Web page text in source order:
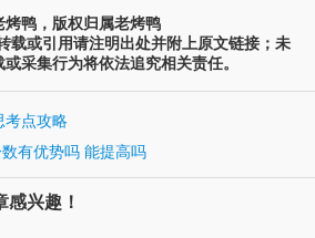
鸭，版权归属老烤鸭
载或引用请注明出处并附上原文链接；未
采集行为将依法追究相关责任。
考点攻略
有优势吗 能提高吗
兴趣！